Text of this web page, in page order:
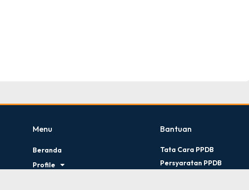
Menu
Beranda
Profile
Bantuan
Tata Cara PPDB
Persyaratan PPDB